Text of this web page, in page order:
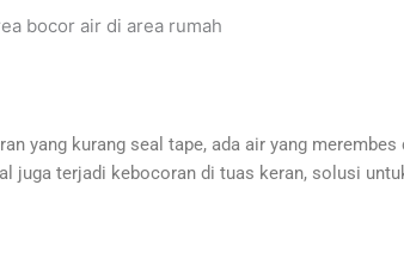
bocor air di area rumah
yang kurang seal tape, ada air yang
juga terjadi kebocoran di tuas keran, solusi